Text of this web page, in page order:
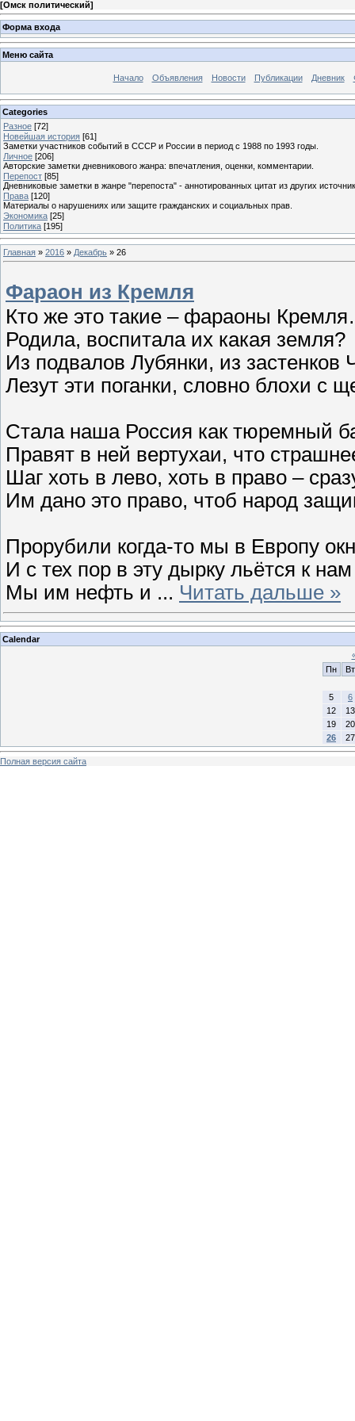
[Омск политический]
Форма входа
Меню сайта
Начало Объявления Новости Публикации Дневник
Categories
Разное [72]
Новейшая история [61]
Заметки участников событий в СССР и России в период с 1988 по 1993 годы.
Личное [206]
Авторские заметки дневникового жанра: впечатления, оценки, комментарии.
Перепост [85]
Дневниковые заметки в жанре "перепоста" - аннотированных цитат из других
Права [120]
Материалы о нарушениях или защите гражданских и социальных прав.
Экономика [25]
Политика [195]
Главная » 2016 » Декабрь » 26
Фараон из Кремля
Кто же это такие – фараоны
Родила, воспитала их какая земля?
Из подвалов Лубянки, из застенков
Лезут эти поганки, словно блохи с
Стала наша Россия как тюремный
Правят в ней вертухаи, что
Шаг хоть в лево, хоть в право –
Им дано это право, чтоб народ
Прорубили когда-то мы в Европу
И с тех пор в эту дырку льётся к
Мы им нефть и ... Читать дальше »
Calendar
Пн
Вт
5
6
12
13
19
20
26
27
Полная версия сайта